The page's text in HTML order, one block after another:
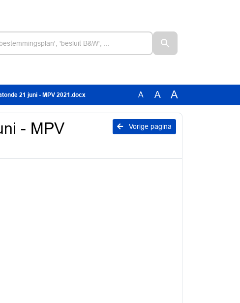
21 juni - MPV 2021.docx A A A
Vorige pagina
- MPV